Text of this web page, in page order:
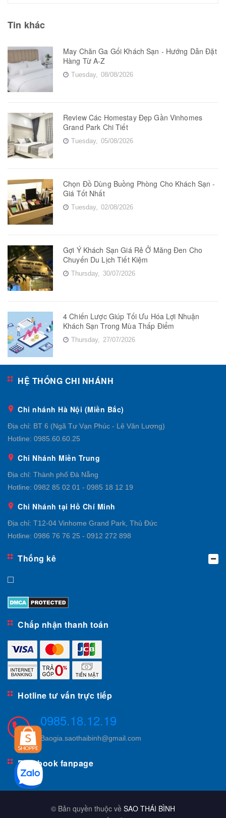
Tin khác
May Chăn Ga Gối Khách Sạn - Hướng Dẫn Đặt
Hàng Từ A-Z
Tuesday, 08/08/2026
Review Các Homestay Đẹp Gần Vinhomes
Grand Park Chi Tiết
Tuesday, 05/08/2026
Chọn Đồ Dùng Buồng Phòng Cho Khách Sạn -
Giá Tốt Nhất
Tuesday, 02/08/2026
Gợi Ý Khách Sạn Giá Rẻ Ở Măng Đen Cho
Chuyến Du Lịch Tiết Kiệm
Thursday, 30/07/2026
4 Chiến Lược Giúp Tối Ưu Hóa Lợi Nhuận
Khách Sạn Trong Mùa Thấp Điểm
Thursday, 27/07/2026
HỆ THỐNG CHI NHÁNH
Chi nhánh Hà Nội (Miền Bắc)
Địa chỉ: BT 6 (Ngã Tư Vạn Phúc - Lê Văn Lương)
Hotline: 0985.60.60.25
Chi Nhánh Miền Trung
Địa chỉ: Thành phố Đà Nẵng
Hotline: 0982 85 02 01 - 0985 18 12 19
Chi Nhánh tại Hồ Chí Minh
Địa chỉ: T12-04 Vinhome Grand Park, Thủ Đức
Hotline: 0986 76 76 25 - 0912 272 898
Thống kê
Chấp nhận thanh toán
Hotline tư vấn trực tiếp
0985.18.12.19
Baogia.saothaibinh@gmail.com
Facebook fanpage
© Bản quyền thuộc về SAO THÁI BÌNH